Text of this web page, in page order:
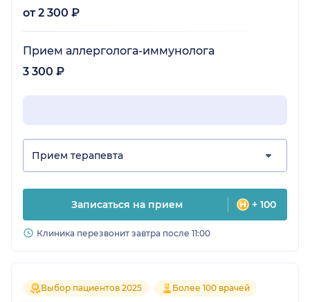
от 2 300 ₽
Прием аллерголога-иммунолога
3 300 ₽
Прием терапевта
Записаться на прием + 100
Клиника перезвонит завтра после 11:00
Выбор пациентов 2025 Более 100 врачей